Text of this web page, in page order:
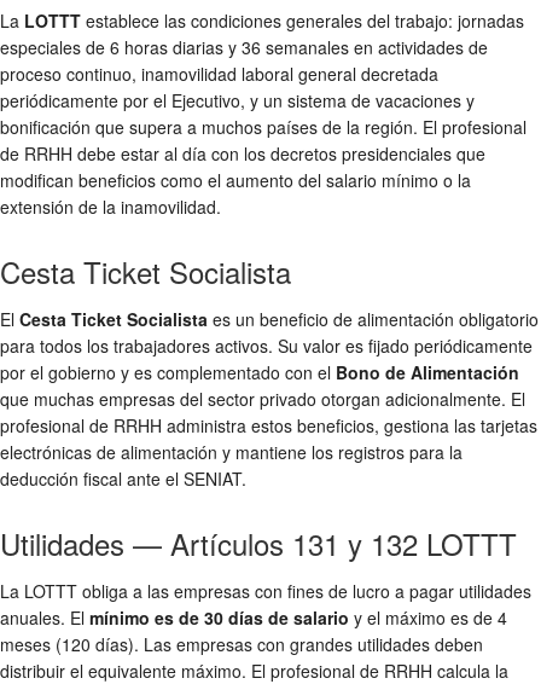
La LOTTT establece las condiciones generales del trabajo: jornadas
especiales de 6 horas diarias y 36 semanales en actividades de
proceso continuo, inamovilidad laboral general decretada
periódicamente por el Ejecutivo, y un sistema de vacaciones y
bonificación que supera a muchos países de la región. El profesional
de RRHH debe estar al día con los decretos presidenciales que
modifican beneficios como el aumento del salario mínimo o la
extensión de la inamovilidad.
Cesta Ticket Socialista
El Cesta Ticket Socialista es un beneficio de alimentación obligatorio
para todos los trabajadores activos. Su valor es fijado periódicamente
por el gobierno y es complementado con el Bono de Alimentación
que muchas empresas del sector privado otorgan adicionalmente. El
profesional de RRHH administra estos beneficios, gestiona las tarjetas
electrónicas de alimentación y mantiene los registros para la
deducción fiscal ante el SENIAT.
Utilidades — Artículos 131 y 132 LOTTT
La LOTTT obliga a las empresas con fines de lucro a pagar utilidades
anuales. El mínimo es de 30 días de salario y el máximo es de 4
meses (120 días). Las empresas con grandes utilidades deben
distribuir el equivalente máximo. El profesional de RRHH calcula la